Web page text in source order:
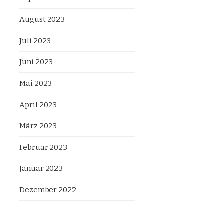
August 2023
Juli 2023
Juni 2023
Mai 2023
April 2023
März 2023
Februar 2023
Januar 2023
Dezember 2022